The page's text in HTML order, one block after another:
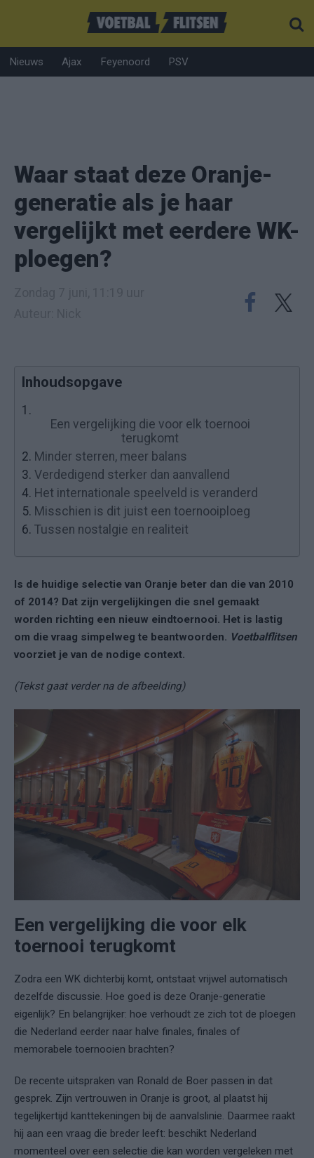
Nieuws Ajax Feyenoord PSV
Waar staat deze Oranje-
generatie als je haar
vergelijkt met eerdere WK-
ploegen?
Inhoudsopgave
1.
Een vergelijking die voor elk toernooi
terugkomt
2. Minder sterren, meer balans
3. Verdedigend sterker dan aanvallend
4. Het internationale speelveld is veranderd
5. Misschien is dit juist een toernooiploeg
6. Tussen nostalgie en realiteit
Is de huidige selectie van Oranje beter dan die van 2010
of 2014? Dat zijn vergelijkingen die snel gemaakt
worden richting een nieuw eindtoernooi. Het is lastig
om die vraag simpelweg te beantwoorden. Voetbalflitsen
voorziet je van de nodige context.
(Tekst gaat verder na de afbeelding)
Een vergelijking die voor elk
toernooi terugkomt
Zodra een WK dichterbij komt, ontstaat vrijwel automatisch
dezelfde discussie. Hoe goed is deze Oranje-generatie
eigenlijk? En belangrijker: hoe verhoudt ze zich tot de ploegen
die Nederland eerder naar halve finales, finales of
memorabele toernooien brachten?
De recente uitspraken van Ronald de Boer passen in dat
gesprek. Zijn vertrouwen in Oranje is groot, al plaatst hij
tegelijkertijd kanttekeningen bij de aanvalslinie. Daarmee raakt
hij aan een vraag die breder leeft: beschikt Nederland
momenteel over een selectie die kan worden vergeleken met